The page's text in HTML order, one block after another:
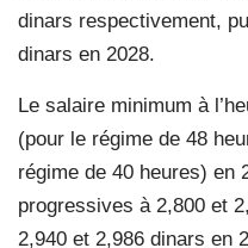
dinars respectivement,
dinars en 2028.
Le salaire minimum à
(pour le régime de 48
régime de 40 heures) en
progressives à 2,800 et
2,940 et 2,986 dinars en